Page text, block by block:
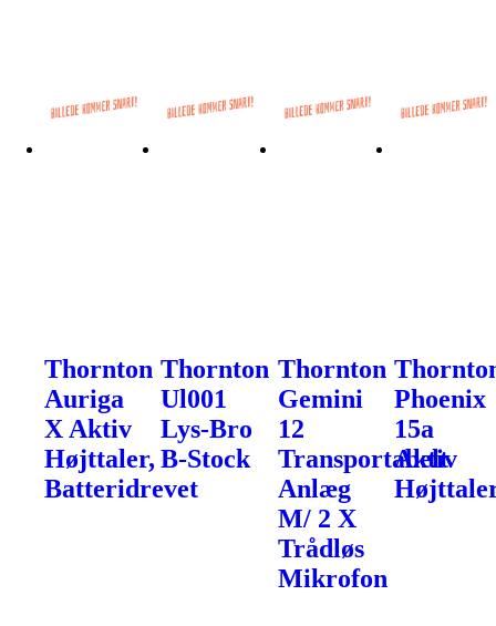
Thornton
Auriga
X Aktiv
Højttaler,
Batteridrevet
Thornton
Ul001
Lys-Bro
B-Stock
Thornton
Gemini
12
Transportabelt
Anlæg
M/ 2 X
Trådløs
Mikrofon
Phoenix
15a
Aktiv